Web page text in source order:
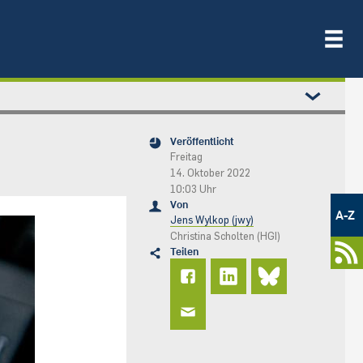
Metamenü
A-Z
Veröffentlicht
Freitag
14. Oktober 2022
10:03 Uhr
Von
Jens Wylkop (jwy)
Christina Scholten (HGI)
Teilen